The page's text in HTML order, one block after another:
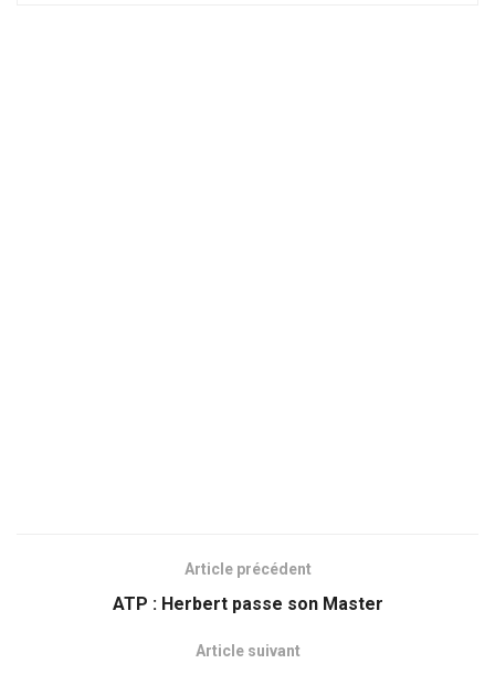
Article précédent
ATP : Herbert passe son Master
Article suivant